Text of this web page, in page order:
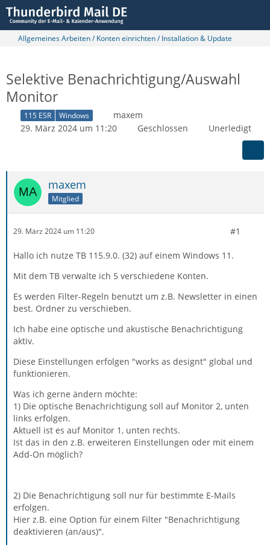
Allgemeines Arbeiten / Konten einrichten / Installation & Update
Selektive Benachrichtigung/Auswahl
Monitor
115 ESR Windows
maxem
29. März 2024 um 11:20
Geschlossen Unerledigt
maxem
Mitglied
29. März 2024 um 11:20 #1
Hallo ich nutze TB 115.9.0. (32) auf einem Windows 11.
Mit dem TB verwalte ich 5 verschiedene Konten.
Es werden Filter-Regeln benutzt um z.B. Newsletter in einen
best. Ordner zu verschieben.
Ich habe eine optische und akustische Benachrichtigung
aktiv.
Diese Einstellungen erfolgen "works as designt" global und
funktionieren.
Was ich gerne ändern möchte:
1) Die optische Benachrichtigung soll auf Monitor 2, unten
links erfolgen.
Aktuell ist es auf Monitor 1, unten rechts.
Ist das in den z.B. erweiteren Einstellungen oder mit einem
Add-On möglich?
2) Die Benachrichtigung soll nur für bestimmte E-Mails
erfolgen.
Hier z.B. eine Option für einem Filter "Benachrichtigung
deaktivieren (an/aus)".